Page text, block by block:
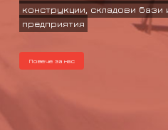
конструкции, складови бази
предприятия
Повече за нас